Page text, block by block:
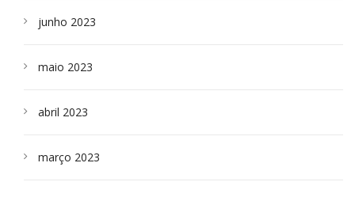
junho 2023
maio 2023
abril 2023
março 2023